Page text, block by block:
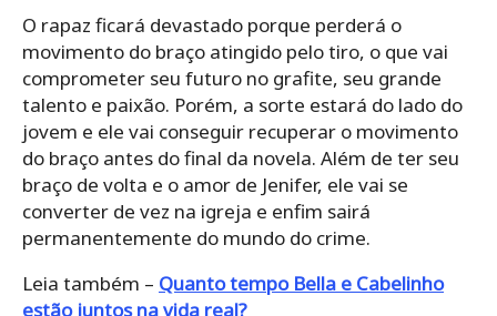
O rapaz ficará devastado porque perderá o
movimento do braço atingido pelo tiro, o que vai
comprometer seu futuro no grafite, seu grande
talento e paixão. Porém, a sorte estará do lado do
jovem e ele vai conseguir recuperar o movimento
do braço antes do final da novela. Além de ter seu
braço de volta e o amor de Jenifer, ele vai se
converter de vez na igreja e enfim sairá
permanentemente do mundo do crime.
Leia também – Quanto tempo Bella e Cabelinho
estão juntos na vida real?